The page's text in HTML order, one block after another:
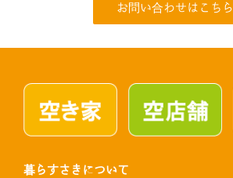
お問い合わせはこちら
暮らすさきについて